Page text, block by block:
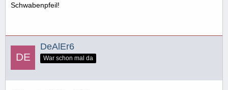
Schwabenpfeil!
DeAlEr6
War schon mal da